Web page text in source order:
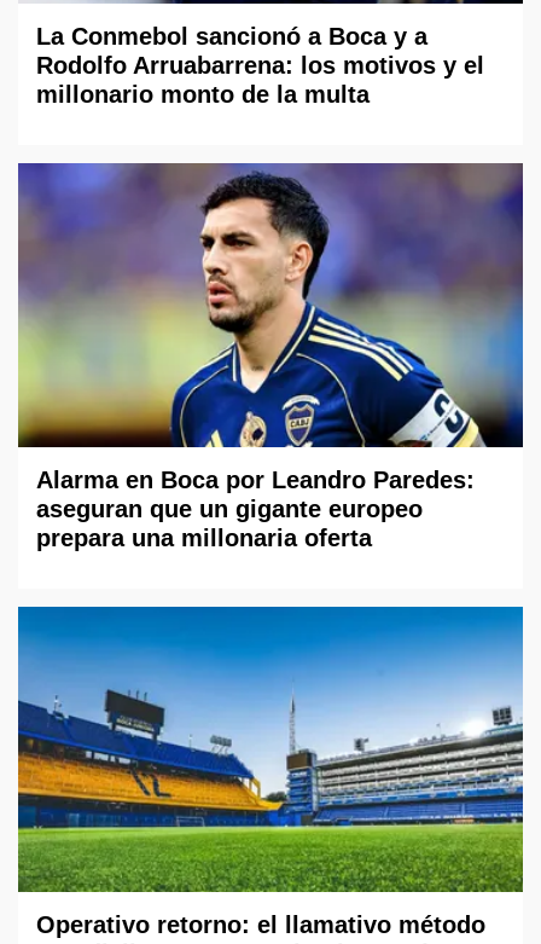
La Conmebol sancionó a Boca y a
Rodolfo Arruabarrena: los motivos y el
millonario monto de la multa
Alarma en Boca por Leandro Paredes:
aseguran que un gigante europeo
prepara una millonaria oferta
Operativo retorno: el llamativo método